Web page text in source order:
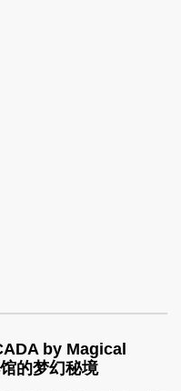
by Magical
的梦幻秘境